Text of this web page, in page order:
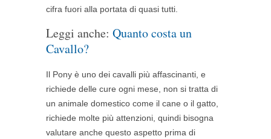
cifra fuori alla portata di quasi tutti.
Leggi anche: Quanto costa un
Cavallo?
Il Pony è uno dei cavalli più affascinanti, e
richiede delle cure ogni mese, non si tratta di
un animale domestico come il cane o il gatto,
richiede molte più attenzioni, quindi bisogna
valutare anche questo aspetto prima di